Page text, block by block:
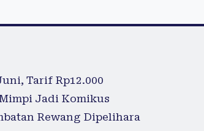
Tarif Rp12.000
Jadi Komikus
Rewang Dipelihara